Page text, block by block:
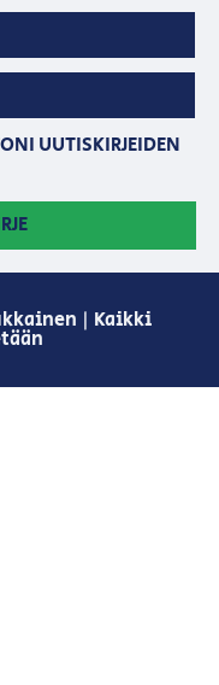
UUTISKIRJEIDEN
| Kaikki